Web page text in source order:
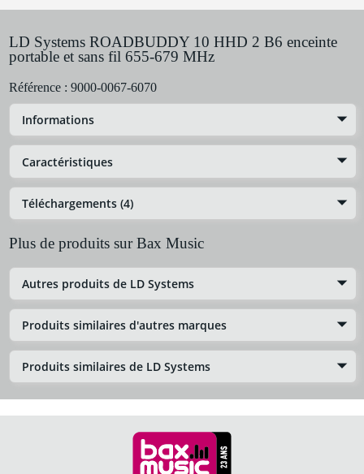
LD Systems ROADBUDDY 10 HHD 2 B6 enceinte
portable et sans fil 655-679 MHz
Référence : 9000-0067-6070
Informations
Caractéristiques
Téléchargements (4)
Plus de produits sur Bax Music
Autres produits de LD Systems
Produits similaires d'autres marques
Produits similaires de LD Systems